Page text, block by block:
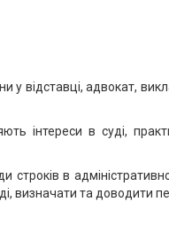
у відставці, адвокат,
інтереси в суді,
строків в
визначати та доводити